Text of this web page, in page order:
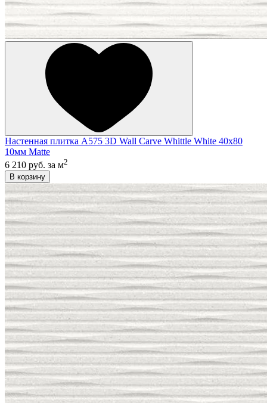
Настенная плитка A575 3D Wall Carve Whittle White 40x80
10мм Matte
6 210 руб. за м2
В корзину